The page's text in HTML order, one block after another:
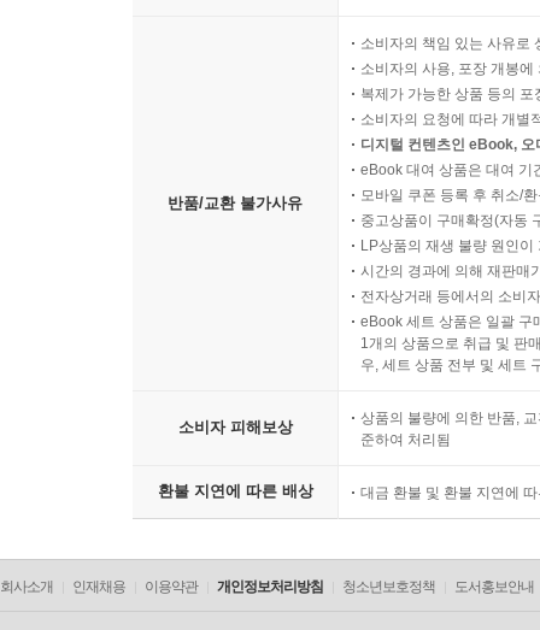
Reading 2: Nonjudgmental and Critical Listening
Reading 4: Online Therapy Clicks
Reading 5: Watching Out for Potholes on the
Reading 6: Checking the Stats
Reading 7: What Makes a Hero?
Reading 8: Dying for the Truth
Answer Key to Reviewing the Key Points Chapters
반품/교환 불가사유
소비자의 책임 있는 사유로
소비자의 사용, 포장 개봉
복제가 가능한 상품 등의
소비자의 요청에 따라 개별
디지털 컨텐츠인 eBook,
eBook 대여 상품은 대여 기
모바일 쿠폰 등록 후 취소/
중고상품이 구매확정(자동
LP상품의 재생 불량 원인
시간의 경과에 의해 재판매
전자상거래 등에서의 소비
eBook 세트 상품은 일괄 구
1개의 상품으로 취급 및 판
우, 세트 상품 전부 및 세트
소비자 피해보상
상품의 불량에 의한 반품,
준하여 처리됨
환불 지연에 따른 배상 대금 환불 및 환불 지연에
회사소개 인재채용 이용약관 개인정보처리방침 청소년보호정책 도서홍보안내